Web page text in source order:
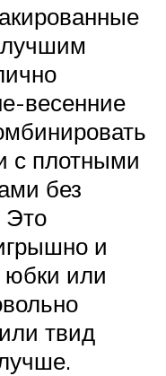
весенние
с плотными
без
Это
и
юбки или
твид